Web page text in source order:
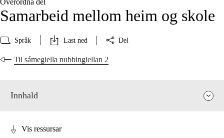
Overordna del
Samarbeid mellom heim og skole
Språk Last ned Del
Til sámegiella nubbingiellan 2
Innhald
Vis ressursar